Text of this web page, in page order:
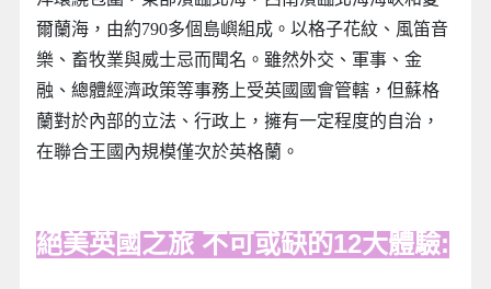
爾蘭海，由約790多個島嶼組成。以格子花紋、風笛音
樂、畜牧業與威士忌而聞名。雖然外交、軍事、金
融、總體經濟政策等事務上受英國國會管轄，但蘇格
蘭對於內部的立法、行政上，擁有一定程度的自治，
在聯合王國內規模僅次於英格蘭。
絕美英國之旅 不可或缺的12大體驗: